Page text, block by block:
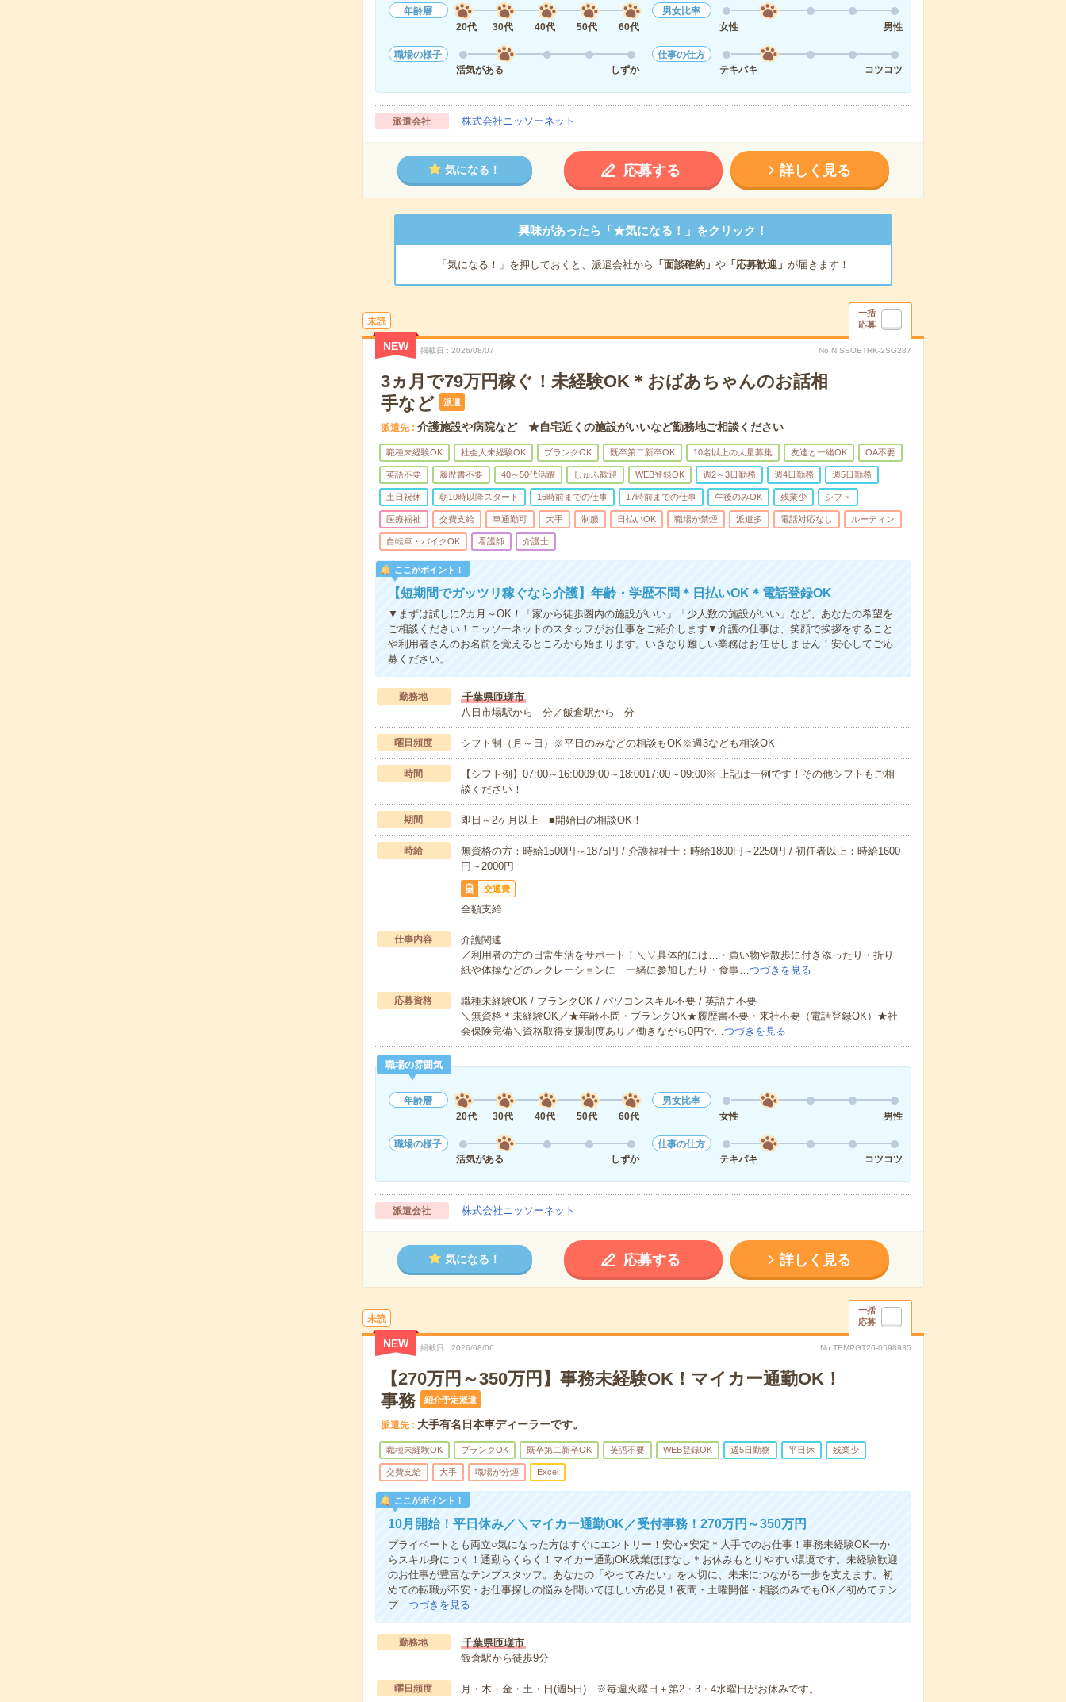
年齢層
20代
30代 40代 50代 60代
男女比率
女性
男性
職場の様子
活気がある
しずか
仕事の仕方
テキパキ
コツコツ
派遣会社 株式会社ニッソーネット
気になる！ 応募する 詳しく見る
興味があったら「★気になる！」をクリック！
「気になる！」を押しておくと、派遣会社から 「面談確約」 や「応募歓迎」 が届きます！
未読
一括
応募
NEW 掲載日 2026/08/07 No.NISSOETRK-2SG287
3ヵ月で79万円稼ぐ！未経験OK＊おばあちゃんのお話相
手など
派遣
派遣先 介護施設や病院など ★自宅近くの施設がいいなど勤務地ご相談ください
職種未経験OK 社会人未経験OK ブランクOK 既卒第二新卒OK 10名以上の大量募集 友達と一緒OK OA不要
英語不要 履歴書不要 40～50代活躍 しゅふ歓迎 WEB登録OK 週2～3日勤務 週4日勤務 週5日勤務
土日祝休 朝10時以降スタート 16時前までの仕事 17時前までの仕事 午後のみOK 残業少 シフト
医療福祉 交費支給 車通勤可 大手 制服 日払いOK 職場が禁煙 派遣多 電話対応なし ルーティン
自転車・バイクOK 看護師 介護士
ここがポイント！
【短期間でガッツリ稼ぐなら介護】年齢・学歴不問＊日払いOK＊電話登録OK
▼まずは試しに2カ月～OK！「家から徒歩圏内の施設がいい」「少人数の施設がいい」など、あなたの希望を
ご相談ください！ニッソーネットのスタッフがお仕事をご紹介します▼介護の仕事は、笑顔で挨拶をすること
や利用者さんのお名前を覚えるところから始まります。いきなり難しい業務はお任せしません！安心してご応
募ください。
勤務地
千葉県匝瑳市
八日市場駅から---分／飯倉駅から---分
曜日頻度 シフト制（月～日）※平日のみなどの相談もOK※週3なども相談OK
時間
【シフト例】07:00～16:0009:00～18:0017:00～09:00※ 上記は一例です！その他シフトもご相
談ください！
期間 即日～2ヶ月以上 ■開始日の相談OK！
時給
無資格の方：時給1500円～1875円 / 介護福祉士：時給1800円～2250円 / 初任者以上：時給1600
円～2000円
交通費
全額支給
仕事内容
介護関連
／利用者の方の日常生活をサポート！＼▽具体的には…・買い物や散歩に付き添ったり・折り
紙や体操などのレクレーションに 一緒に参加したり・食事…つづきを見る
応募資格
職種未経験OK / ブランクOK / パソコンスキル不要 / 英語力不要
＼無資格＊未経験OK／★年齢不問・ブランクOK★履歴書不要・来社不要（電話登録OK）★社
会保険完備＼資格取得支援制度あり／働きながら0円で…つづきを見る
職場の雰囲気
年齢層
20代
30代 40代 50代 60代
男女比率
女性
男性
職場の様子
活気がある
しずか
仕事の仕方
テキパキ
コツコツ
派遣会社 株式会社ニッソーネット
気になる！ 応募する 詳しく見る
未読
一括
応募
NEW 掲載日 2026/08/06 No.TEMPGT26-0598935
【270万円～350万円】事務未経験OK！マイカー通勤OK！
事務
紹介予定派遣
派遣先 大手有名日本車ディーラーです。
職種未経験OK ブランクOK 既卒第二新卒OK 英語不要 WEB登録OK 週5日勤務 平日休 残業少
交費支給 大手 職場が分煙 Excel
ここがポイント！
10月開始！平日休み／＼マイカー通勤OK／受付事務！270万円～350万円
プライベートとも両立○気になった方はすぐにエントリー！安心×安定＊大手でのお仕事！事務未経験OK一か
らスキル身につく！通勤らくらく！マイカー通勤OK残業ほぼなし＊お休みもとりやすい環境です。未経験歓迎
のお仕事が豊富なテンプスタッフ。あなたの「やってみたい」を大切に、未来につながる一歩を支えます。初
めての転職が不安・お仕事探しの悩みを聞いてほしい方必見！夜間・土曜開催・相談のみでもOK／初めてテン
プ…つづきを見る
勤務地
千葉県匝瑳市
飯倉駅から徒歩9分
曜日頻度 月・木・金・土・日(週5日) ※毎週火曜日＋第2・3・4水曜日がお休みです。